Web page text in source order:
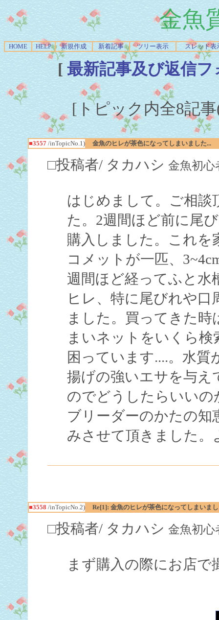
金魚
HOME HELP 新規作成 新着記事 ツリー表示 スレッド表
[ 最新記事及び返信
[トピック内全8記
■3557/inTopicNo.1) 金魚のヒレが茶色になってしまいました...
□投稿者/ タカハシ 金魚初心
はじめまして。ご相
た。2週間ほど前に尾
購入しました。これを
コメットが一匹、
週間ほど経ってふと水
ヒレ、特に尾びれや
ました。買ってきた
まいネットをいくら
困っています....。水
揚げの強いエサを与え
のでどうしたらいいの
ブリーダーのかたの
みさせて頂きました
■3558 /inTopicNo.2) Re[1]: 金魚のヒレが茶色になってしまいまし
□投稿者/ タカハシ 金魚初心
まず購入の際にお店で